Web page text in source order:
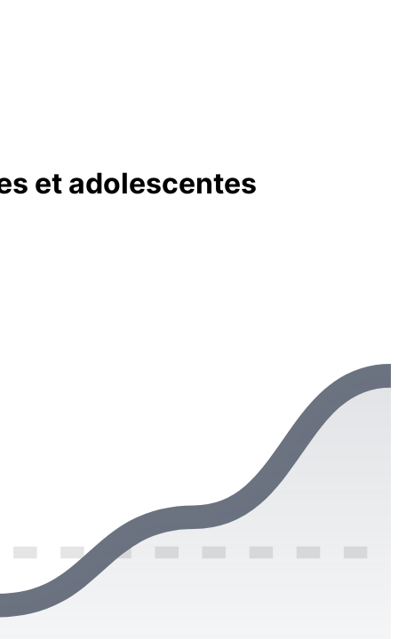
et adolescentes